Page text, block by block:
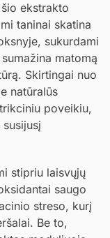
ekstrakto
taninai skatina
sukurdami
matomą
Skirtingai nuo
natūralūs
poveikiu,
stipriu laisvųjų
saugo
streso, kurį
Be to,